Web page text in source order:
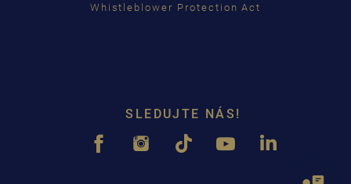
Whistleblower Protection Act
SLEDUJTE NÁS!